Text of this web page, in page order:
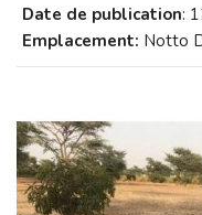
Date de publication:
Emplacement: Notto